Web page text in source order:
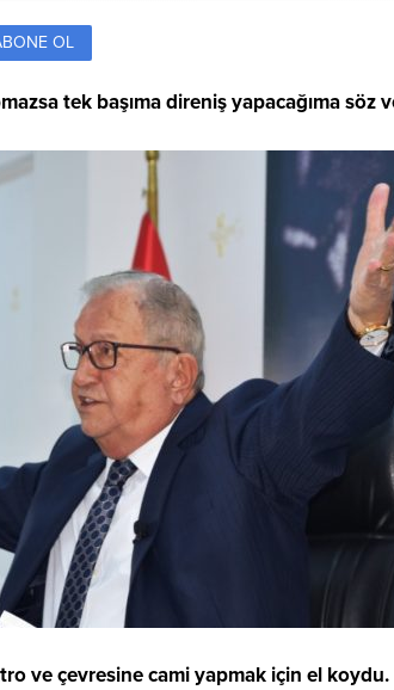
OL
tek başıma direniş yapacağıma söz
ve çevresine cami yapmak için el koydu.